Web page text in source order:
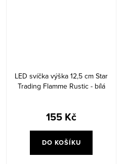
LED svíčka výška 12,5 cm Star
Trading Flamme Rustic - bílá
155 Kč
DO KOŠÍKU